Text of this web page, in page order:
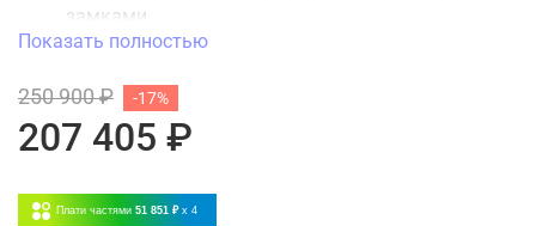
замками
Высочайшие тепло- и шумоизоляционные
Упрощенное обслуживание и замена элементов
3 года гарантии с возможностью расширения до
Показать полностью
250 900 ₽
207 405 ₽
-17%
Плати частями 51 851 ₽ x 4